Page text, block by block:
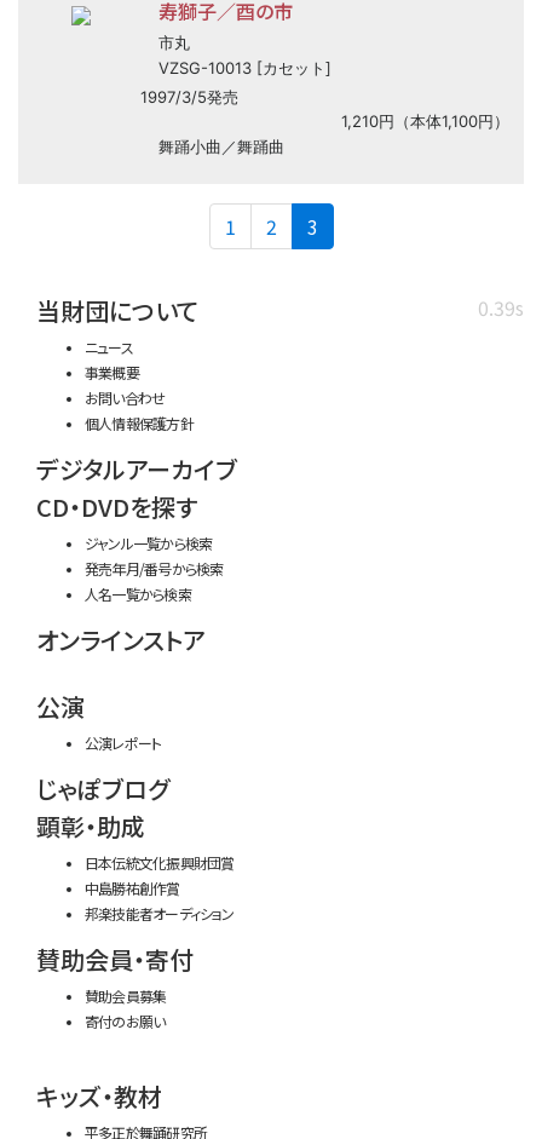
寿獅子／酉の市
市丸
VZSG-10013 [カセット]
1997/3/5発売
1,210円（本体1,100円）
舞踊小曲／舞踊曲
1 2 3(current)
0.39s
当財団について
ニュース
事業概要
お問い合わせ
個人情報保護方針
デジタルアーカイブ
CD・DVDを探す
ジャンル一覧から検索
発売年月/番号から検索
人名一覧から検索
オンラインストア
公演
公演レポート
じゃぽブログ
顕彰・助成
日本伝統文化振興財団賞
中島勝祐創作賞
邦楽技能者オーディション
賛助会員・寄付
賛助会員募集
寄付のお願い
キッズ・教材
平多正於舞踊研究所